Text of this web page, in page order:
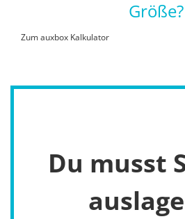
Zum auxbox Kalkulator
Du musst